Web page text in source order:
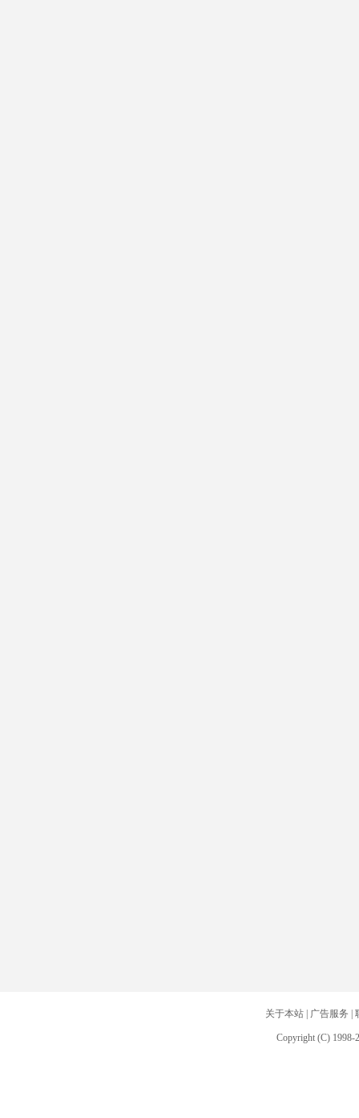
关于本站| 广告服务
Copyright (C) 1998-